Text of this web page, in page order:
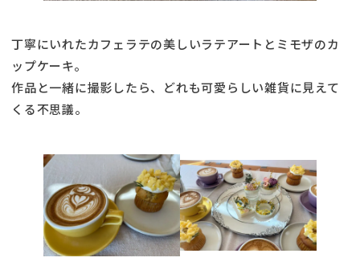
丁寧にいれたカフェラテの美しいラテアートとミモザのカ
ップケーキ。
作品と一緒に撮影したら、どれも可愛らしい雑貨に見えて
くる不思議。